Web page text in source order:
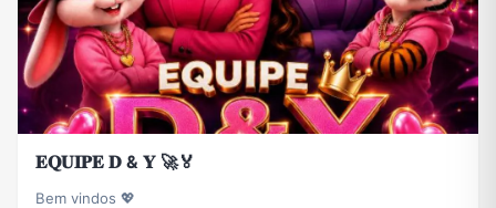
𝐄𝐐𝐔𝐈𝐏𝐄 𝐃 & 𝐘 🚀🏅
Bem vindos 💖